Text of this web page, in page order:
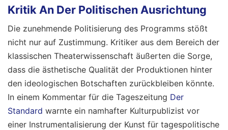
Kritik An Der Politischen Ausrichtung
Die zunehmende Politisierung des Programms stößt
nicht nur auf Zustimmung. Kritiker aus dem Bereich der
klassischen Theaterwissenschaft äußerten die Sorge,
dass die ästhetische Qualität der Produktionen hinter
den ideologischen Botschaften zurückbleiben könnte.
In einem Kommentar für die Tageszeitung Der
Standard warnte ein namhafter Kulturpublizist vor
einer Instrumentalisierung der Kunst für tagespolitische